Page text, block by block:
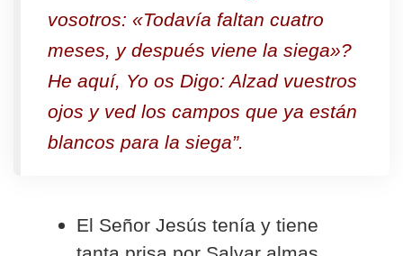
vosotros: «Todavía faltan cuatro
meses, y después viene la siega»?
He aquí, Yo os Digo: Alzad vuestros
ojos y ved los campos que ya están
blancos para la siega”.
El Señor Jesús tenía y tiene